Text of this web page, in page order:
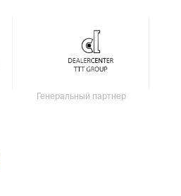
Генеральный партнер